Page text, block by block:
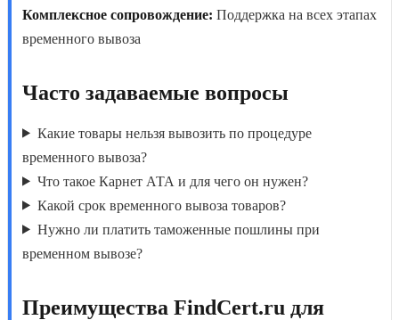
Комплексное сопровождение: Поддержка на всех этапах
временного вывоза
Часто задаваемые вопросы
Какие товары нельзя вывозить по процедуре
временного вывоза?
Что такое Карнет АТА и для чего он нужен?
Какой срок временного вывоза товаров?
Нужно ли платить таможенные пошлины при
временном вывозе?
Преимущества FindCert.ru для